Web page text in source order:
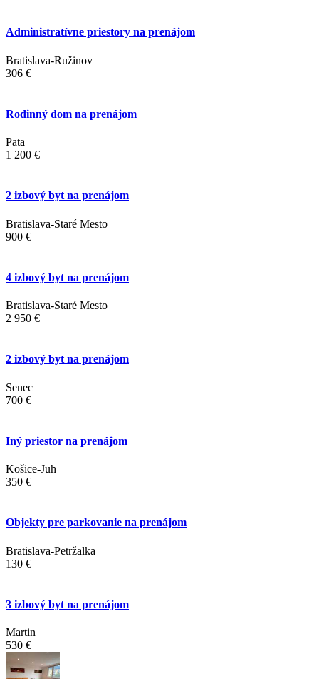
Administratívne priestory na prenájom
Bratislava-Ružinov
306 €
Rodinný dom na prenájom
Pata
1 200 €
2 izbový byt na prenájom
Bratislava-Staré Mesto
900 €
4 izbový byt na prenájom
Bratislava-Staré Mesto
2 950 €
2 izbový byt na prenájom
Senec
700 €
Iný priestor na prenájom
Košice-Juh
350 €
Objekty pre parkovanie na prenájom
Bratislava-Petržalka
130 €
3 izbový byt na prenájom
Martin
530 €